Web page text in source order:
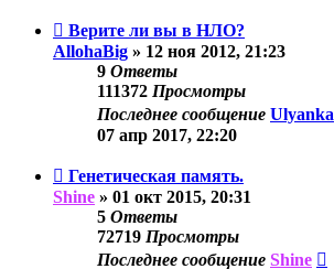
Верите ли вы в НЛО?
AllohaBig » 12 ноя 2012, 21:23
9 Ответы
111372 Просмотры
Последнее сообщение Ulyanka
07 апр 2017, 22:20
Генетическая память.
Shine » 01 окт 2015, 20:31
5 Ответы
72719 Просмотры
Последнее сообщение Shine